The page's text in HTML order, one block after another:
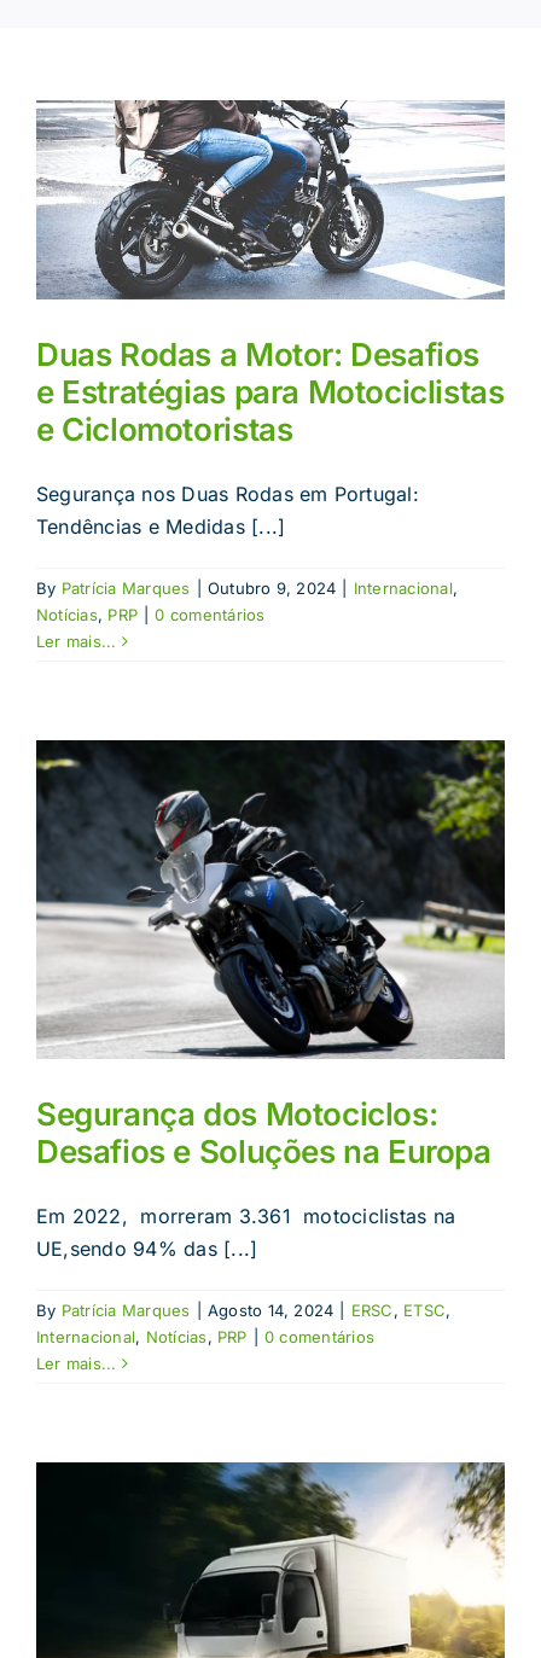
Duas Rodas a Motor: Desafios
e Estratégias para Motociclistas
e Ciclomotoristas
Segurança nos Duas Rodas em Portugal:
Tendências e Medidas [...]
By Patrícia Marques Outubro 9, 2024 Internacional,
Notícias, PRP
0 comentários
Ler mais...
Segurança dos Motociclos:
Desafios e Soluções na Europa
Em 2022, morreram 3.361 motociclistas na
UE,sendo 94% das [...]
By Patrícia Marques Agosto 14, 2024 ERSC, ETSC,
Internacional, Notícias, PRP
0 comentários
Ler mais...